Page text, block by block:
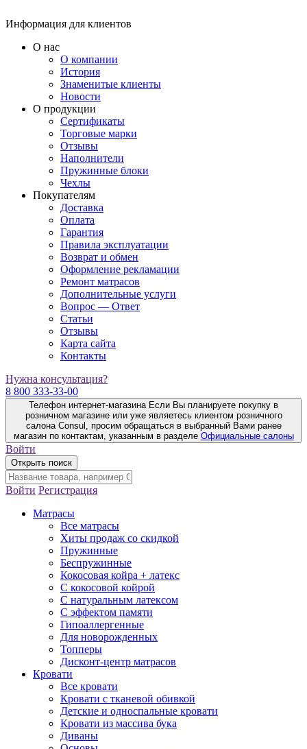
Информация для клиентов
О нас
О компании
История
Знаменитые клиенты
Новости
О продукции
Сертификаты
Торговые марки
Отзывы
Наполнители
Пружинные блоки
Чехлы
Покупателям
Доставка
Оплата
Гарантия
Правила эксплуатации
Возврат и обмен
Оформление рекламации
Ремонт матрасов
Дополнительные услуги
Вопрос — Ответ
Статьи
Отзывы
Карта сайта
Контакты
Нужна консультация?
8 800 333-33-00
Телефон интернет-магазина Если Вы планируете покупку в
розничном магазине или уже являетесь клиентом розничного
салона Consul, просим обращаться в выбранный Вами ранее
магазин по контактам, указанным в разделе Официальные салоны
Войти
Открыть поиск
Войти Регистрация
Матрасы
Все матрасы
Хиты продаж со скидкой
Пружинные
Беспружинные
Кокосовая койра + латекс
С кокосовой койрой
С натуральным латексом
С эффектом памяти
Гипоаллергенные
Для новорожденных
Топперы
Дисконт-центр матрасов
Кровати
Все кровати
Кровати с тканевой обивкой
Детские и односпальные кровати
Кровати из массива бука
Диваны